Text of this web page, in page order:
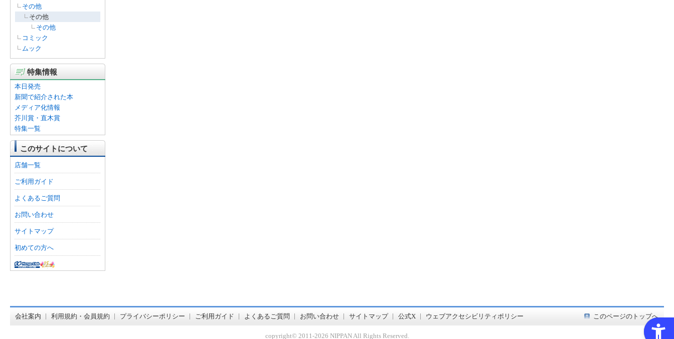
その他
その他
その他
コミック
ムック
特集情報
本日発売
新聞で紹介された本
メディア化情報
芥川賞・直木賞
特集一覧
このサイトについて
店舗一覧
ご利用ガイド
よくあるご質問
お問い合わせ
サイトマップ
初めての方へ
会社案内 利用規約・会員規約 プライバシーポリシー ご利用ガイド よくあるご質問 お問い合わせ サイトマップ 公式X ウェブアクセシビリティポリシー このページのトップへ
copyright© 2011-2026 NIPPAN All Rights Reserved.